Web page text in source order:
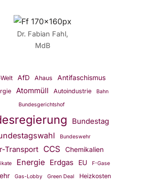
Dr. Fabian Fahl,
MdB
AfD Ahaus Antifaschismus
Atommüll Autoindustrie Bahn
Bundesgerichtshof
Bundestag
Bundeswehr
Transport CCS Chemikalien
Energie Erdgas EU F-Gase
Gas-Lobby Green Deal Heizkosten